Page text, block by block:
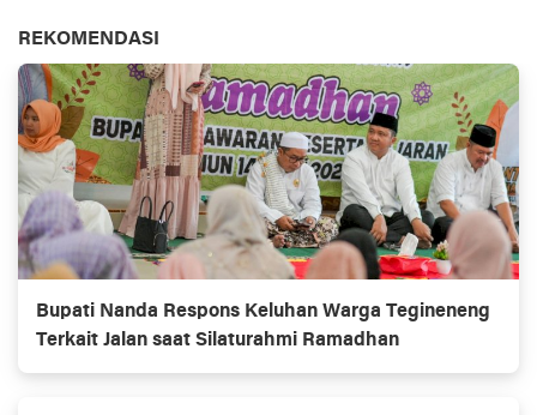
REKOMENDASI
Bupati Nanda Respons Keluhan Warga Tegineneng
Terkait Jalan saat Silaturahmi Ramadhan